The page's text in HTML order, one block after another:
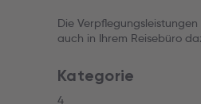
Die
auch in Ihrem Reisebüro
Kategorie
4